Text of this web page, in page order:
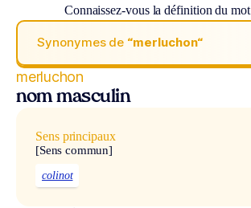
Connaissez-vous la définition du mot
Synonymes de “merluchon“
merluchon
nom masculin
Sens principaux
[Sens commun]
colinot